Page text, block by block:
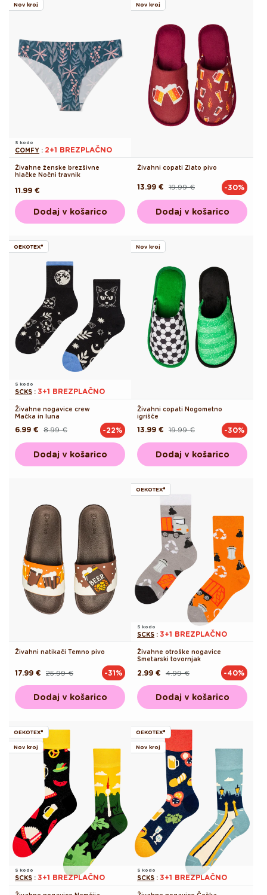
Nov kroj
S kodo
COMFY : 2+1 BREZPLAČNO
Živahne ženske brezšivne
hlačke Nočni travnik
Redna
cena
11.99 €
Dodaj v košarico
Nov kroj
Živahni copati Zlato pivo
Redna
19.99 €
Akcijska
13.99 € -30%
Dodaj v košarico
OEKOTEX®
S kodo
SCKS : 3+1 BREZPLAČNO
Živahne nogavice crew
Mačka in luna
Redna 8.99 €
Akcijska
6.99 € -22%
Dodaj v košarico
Nov kroj
Živahni copati Nogometno
igrišče
Redna
19.99 €
Akcijska
13.99 € -30%
Dodaj v košarico
Živahni natikači Temno pivo
Redna
25.99 €
Akcijska
17.99 € -31%
Dodaj v košarico
OEKOTEX®
S kodo
SCKS : 3+1 BREZPLAČNO
Živahne otroške nogavice
Smetarski tovornjak
Redna 4.99 €
Akcijska
2.99 € -40%
Dodaj v košarico
OEKOTEX®
Nov kroj
S kodo
SCKS : 3+1 BREZPLAČNO
OEKOTEX®
Nov kroj
S kodo
SCKS : 3+1 BREZPLAČNO